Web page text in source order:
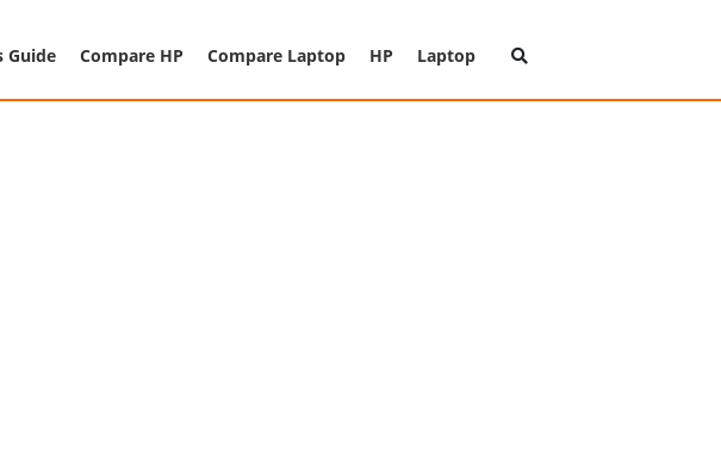
Guide Compare HP Compare Laptop HP Laptop